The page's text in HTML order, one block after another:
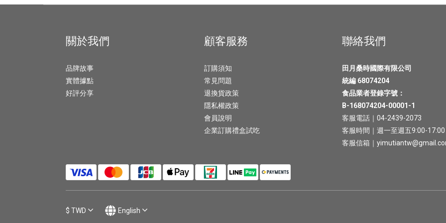
關於我們
品牌故事
實體據點
好評分享
顧客服務
訂購須知
常見問題
退換貨政策
隱私權政策
會員說明
企業訂購禮盒試吃
聯絡我們
田月桑時國際有限公司
統編 68074204
食品業者登錄字號：
B-168074204-00001-1
客服電話｜04-2439-2073
客服時間｜週一至週五9:00-17:00
客服信箱｜
$ TWD English